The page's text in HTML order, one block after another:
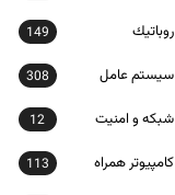
روباتيك 149
سيستم عامل 308
شبكه و امنيت 12
كامپيوتر همراه 113